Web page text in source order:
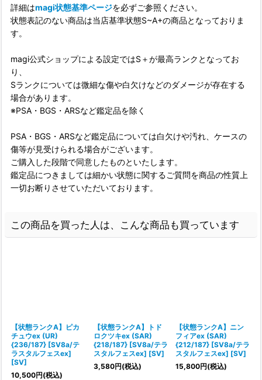
詳細はmagi状態基準ページを必ずご参照ください。
状態表記のない商品は当店基準状態S~A+の商品となっておりま
す。
magi公式ショップによる設定ではS＋が最高ランクとなってお
り、
Sランクについては微細な傷や白欠けなどのダメージが存在する
場合があります。
※PSA・BGS・ARSなど鑑定品を除く
PSA・BGS・ARSなど鑑定品については白欠けや汚れ、ケースの
傷等が見受けられる場合がございます。
ご購入した段階で同意したものといたします。
鑑定品につきましては細かい状態に関するご質問を商品の性質上
一切お断りさせていただいております。
この商品を買った人は、こんな商品も買っています
【状態ランクA】ピカ
チュウex (UR)
{236/187} [SV8a/テ
ラスタルフェスex]
[SV]
10,500円(税込)
【状態ランクA】トド
ロクツキex (SAR)
{218/187} [SV8a/テラ
スタルフェスex] [SV]
3,580円(税込)
【状態ランクA】ニン
フィアex (SAR)
{212/187} [SV8a/テラ
スタルフェスex] [SV]
15,800円(税込)